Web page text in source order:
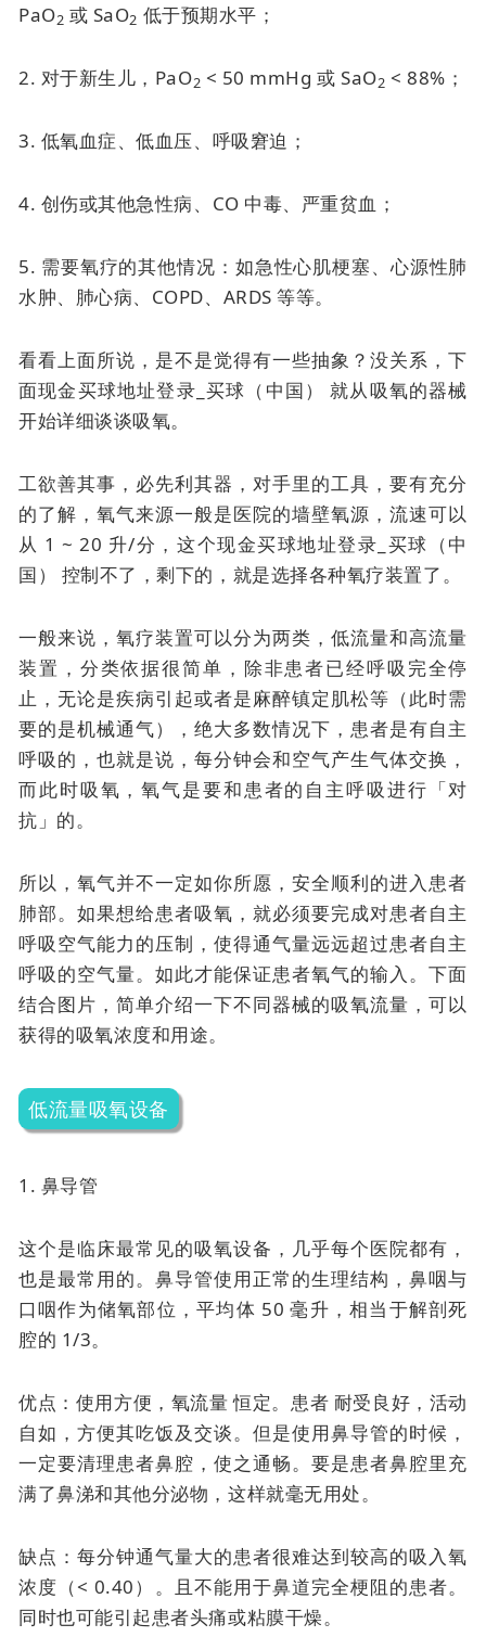
PaO2 或 SaO2 低于预期水平；
2. 对于新生儿，PaO2 < 50 mmHg 或 SaO2 < 88%；
3. 低氧血症、低血压、呼吸窘迫；
4. 创伤或其他急性病、CO 中毒、严重贫血；
5. 需要氧疗的其他情况：如急性心肌梗塞、心源性肺
水肿、肺心病、COPD、ARDS 等等。
看看上面所说，是不是觉得有一些抽象？没关系，下
面现金买球地址登录_买球（中国） 就从吸氧的器械
开始详细谈谈吸氧。
工欲善其事，必先利其器，对手里的工具，要有充分
的了解，氧气来源一般是医院的墙壁氧源，流速可以
从 1 ~ 20 升/分，这个现金买球地址登录_买球（中
国） 控制不了，剩下的，就是选择各种氧疗装置了。
一般来说，氧疗装置可以分为两类，低流量和高流量
装置，分类依据很简单，除非患者已经呼吸完全停
止，无论是疾病引起或者是麻醉镇定肌松等（此时需
要的是机械通气），绝大多数情况下，患者是有自主
呼吸的，也就是说，每分钟会和空气产生气体交换，
而此时吸氧，氧气是要和患者的自主呼吸进行「对
抗」的。
所以，氧气并不一定如你所愿，安全顺利的进入患者
肺部。如果想给患者吸氧，就必须要完成对患者自主
呼吸空气能力的压制，使得通气量远远超过患者自主
呼吸的空气量。如此才能保证患者氧气的输入。下面
结合图片，简单介绍一下不同器械的吸氧流量，可以
获得的吸氧浓度和用途。
低流量吸氧设备
1. 鼻导管
这个是临床最常见的吸氧设备，几乎每个医院都有，
也是最常用的。鼻导管使用正常的生理结构，鼻咽与
口咽作为储氧部位，平均体 50 毫升，相当于解剖死
腔的 1/3。
优点：使用方便， 氧流量恒定。患者 耐受良好，活动
自如，方便其吃饭及交谈。但是使用鼻导管的时候，
一定要清理患者鼻腔，使之通畅。要是患者鼻腔里充
满了鼻涕和其他分泌物，这样就毫无用处。
缺点：每分钟通气量大的患者很难达到较高的吸入氧
浓度（< 0.40）。且不能用于鼻道完全梗阻的患者。
同时也可能引起患者头痛或粘膜干燥。